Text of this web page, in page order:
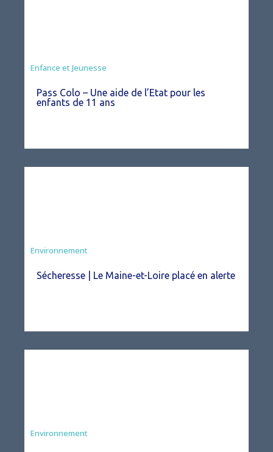
Animation
Enfance et Jeunesse
Pass Colo – Une aide de l’Etat pour les
enfants de 11 ans
Environnement
Sécheresse | Le Maine-et-Loire placé en alerte
Agriculture
Environnement